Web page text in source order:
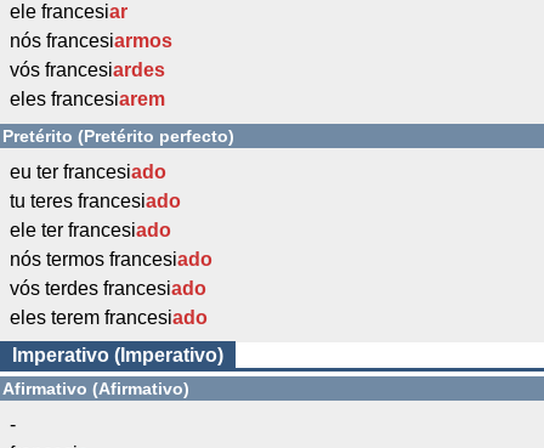
ele francesiar
nós francesiarmos
vós francesiardes
eles francesiarem
Pretérito (Pretérito perfecto)
eu ter francesiado
tu teres francesiado
ele ter francesiado
nós termos francesiado
vós terdes francesiado
eles terem francesiado
Imperativo (Imperativo)
Afirmativo (Afirmativo)
-